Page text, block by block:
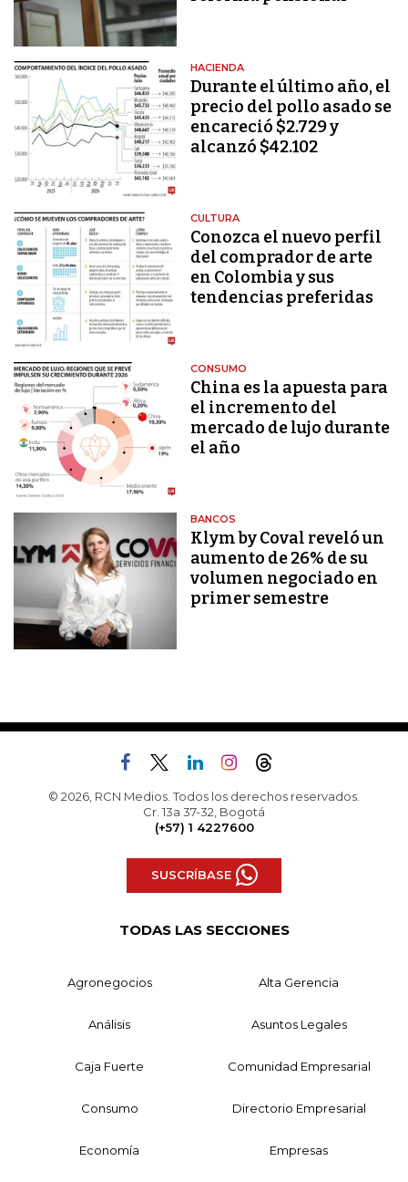
HACIENDA
Durante el último año, el
precio del pollo asado se
encareció $2.729 y
alcanzó $42.102
CULTURA
Conozca el nuevo perfil
del comprador de arte
en Colombia y sus
tendencias preferidas
CONSUMO
China es la apuesta para
el incremento del
mercado de lujo durante
el año
BANCOS
Klym by Coval reveló un
aumento de 26% de su
volumen negociado en
primer semestre
© 2026, RCN Medios. Todos los derechos reservados.
Cr. 13a 37-32, Bogotá
(+57) 1 4227600
SUSCRÍBASE
TODAS LAS SECCIONES
Agronegocios Alta Gerencia
Análisis Asuntos Legales
Caja Fuerte Comunidad Empresarial
Consumo Directorio Empresarial
Economía Empresas